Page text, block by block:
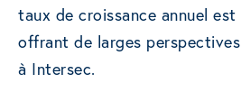
taux de croissance annuel est
offrant de larges
à Intersec.